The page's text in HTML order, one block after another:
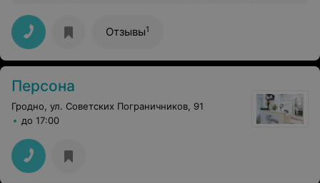
Отзывы1
Персона
Гродно, ул. Советских Пограничников, 91
до 17:00